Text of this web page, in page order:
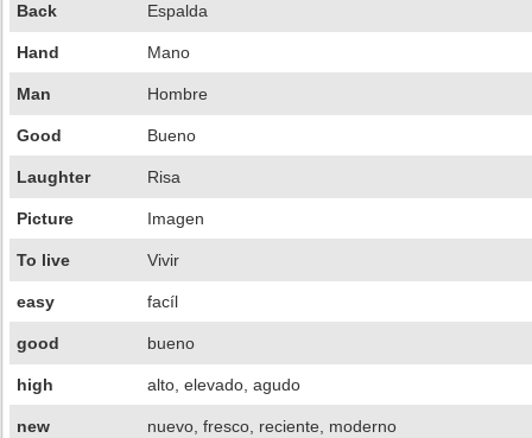
Back Espalda
Hand Mano
Man Hombre
Good Bueno
Laughter Risa
Picture Imagen
To live Vivir
easy facíl
good bueno
high alto, elevado, agudo
new nuevo, fresco, reciente, moderno